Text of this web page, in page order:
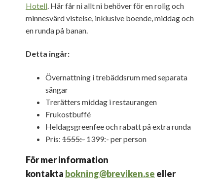
Hotell. Här får ni allt ni behöver för en rolig och
minnesvärd vistelse, inklusive boende, middag och
en runda på banan.
Detta ingår:
Övernattning i trebäddsrum med separata
sängar
Trerätters middag i restaurangen
Frukostbuffé
Heldagsgreenfee och rabatt på extra runda
Pris: 1555:- 1399:- per person
För mer information
kontakta bokning@breviken.se eller